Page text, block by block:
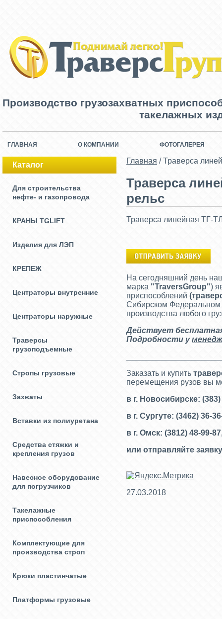
Производство грузозахватных
такелажных
ГЛАВНАЯ О КОМПАНИИ ФОТОГАЛЕРЕЯ
Каталог
Для строительства
нефте- и газопровода
КРАНЫ TGLIFT
Изделия для ЛЭП
КРЕПЕЖ
Центраторы внутренние
Центраторы наружные
Траверсы
грузоподъемные
Стропы грузовые
Захваты
Вставки из полиуретана
Средства стяжки и
крепления грузов
Навесное оборудование
для погрузчиков
Такелажные
приспособления
Комплектующие для
производства строп
Крюки пластинчатые
Платформы грузовые
Главная /Траверса
Траверса
рельс
Траверса линейная ТГ-
На сегодняшний день
марка "TraversGroup")
приспособлений (
Сибирском Федеральном
производства любого
Действует
Подробности у
Заказать и купить
перемещения рузов вы
в г. Новосибирске:
в г. Сургуте: (3462) 36-
в г. Омск: (3812) 48-99-
или отправляйте
27.03.2018